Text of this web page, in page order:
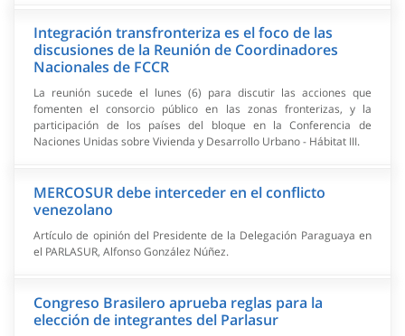
Integración transfronteriza es el foco de las
discusiones de la Reunión de Coordinadores
Nacionales de FCCR
La reunión sucede el lunes (6) para discutir las acciones que
fomenten el consorcio público en las zonas fronterizas, y la
participación de los países del bloque en la Conferencia de
Naciones Unidas sobre Vivienda y Desarrollo Urbano - Hábitat III.
MERCOSUR debe interceder en el conflicto
venezolano
Artículo de opinión del Presidente de la Delegación Paraguaya en
el PARLASUR, Alfonso González Núñez.
Congreso Brasilero aprueba reglas para la
elección de integrantes del Parlasur